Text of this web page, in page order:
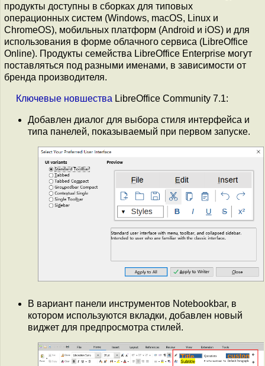
продукты доступны в сборках для типовых
операционных систем (Windows, macOS, Linux и
ChromeOS), мобильных платформ (Android и iOS) и для
использования в форме облачного сервиса (LibreOffice
Online). Продукты семейства LibreOffice Enterprise могут
поставляться под разными именами, в зависимости от
бренда производителя.
Ключевые новшества LibreOffice Community 7.1:
Добавлен диалог для выбора стиля интерфейса и
типа панелей, показываемый при первом запуске.
В вариант панели инструментов Notebookbar, в
котором используются вкладки, добавлен новый
виджет для предпросмотра стилей.